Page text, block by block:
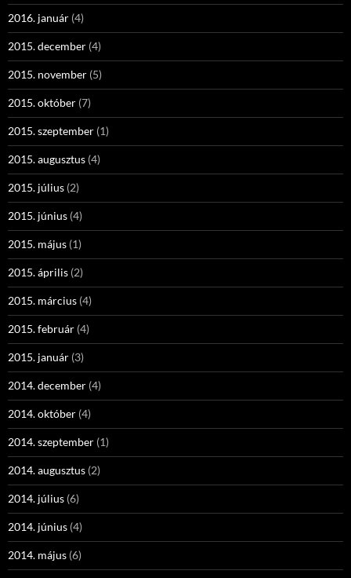
2016. január (4)
2015. december (4)
2015. november (5)
2015. október (7)
2015. szeptember (1)
2015. augusztus (4)
2015. július (2)
2015. június (4)
2015. május (1)
2015. április (2)
2015. március (4)
2015. február (4)
2015. január (3)
2014. december (4)
2014. október (4)
2014. szeptember (1)
2014. augusztus (2)
2014. július (6)
2014. június (4)
2014. május (6)